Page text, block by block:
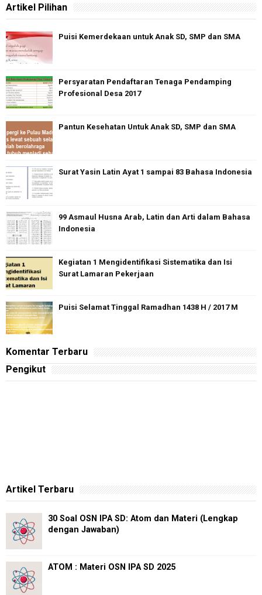
Artikel Pilihan
Puisi Kemerdekaan untuk Anak SD, SMP dan SMA
Persyaratan Pendaftaran Tenaga Pendamping
Profesional Desa 2017
Pantun Kesehatan Untuk Anak SD, SMP dan SMA
Surat Yasin Latin Ayat 1 sampai 83 Bahasa Indonesia
99 Asmaul Husna Arab, Latin dan Arti dalam Bahasa
Indonesia
Kegiatan 1 Mengidentifikasi Sistematika dan Isi
Surat Lamaran Pekerjaan
Puisi Selamat Tinggal Ramadhan 1438 H / 2017 M
Komentar Terbaru
Pengikut
Artikel Terbaru
30 Soal OSN IPA SD: Atom dan Materi (Lengkap
dengan Jawaban)
ATOM : Materi OSN IPA SD 2025